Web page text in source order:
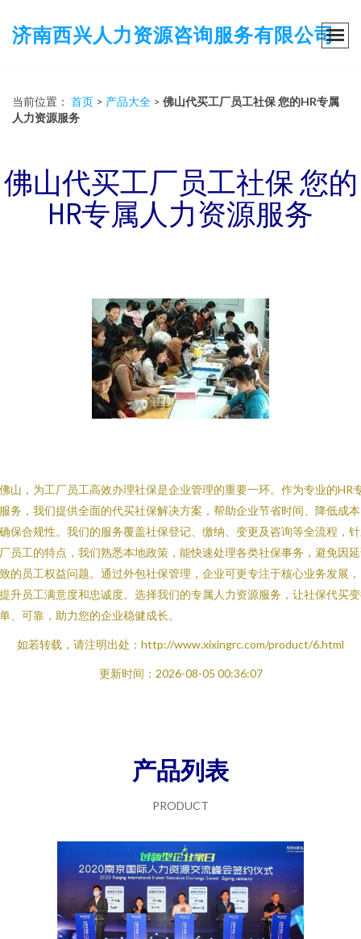
济南西兴人力资源咨询服务有限公司
当前位置： 首页 > 产品大全 > 佛山代买工厂员工社保 您的HR专属
人力资源服务
佛山代买工厂员工社保 您的
HR专属人力资源服务
山，为工厂员工高效办理社保是企业管理的重要一环。作为专业的HR
务，我们提供全面的代买社保解决方案，帮助企业节省时间、降低成
保合规性。我们的服务覆盖社保登记、缴纳、变更及咨询等全流程，
员工的特点，我们熟悉本地政策，能快速处理各类社保事务，避免因
的员工权益问题。通过外包社保管理，企业可更专注于核心业务发展
升员工满意度和忠诚度。选择我们的专属人力资源服务，让社保代买
、可靠，助力您的企业稳健成长。
如若转载，请注明出处：http://www.xixingrc.com/product/6.html
更新时间：2026-08-05 00:36:07
产品列表
PRODUCT